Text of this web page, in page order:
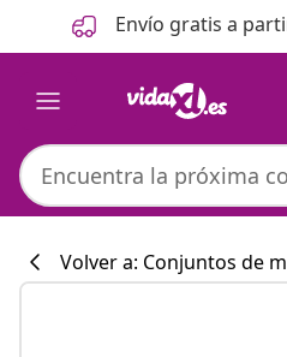
Anterior
Siguiente Envío gratis a
Volver a: Conjuntos de